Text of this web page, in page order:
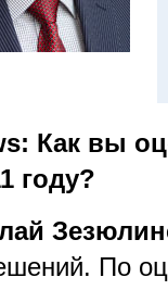
Как вы
году?
По